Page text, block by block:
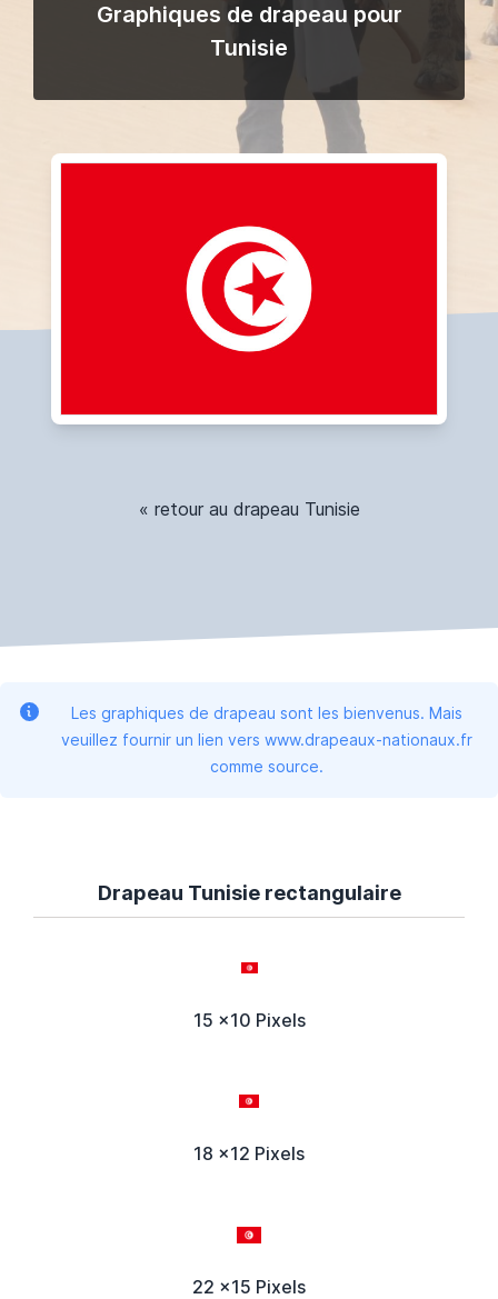
Graphiques de drapeau pour
Tunisie
« retour au drapeau Tunisie
Les graphiques de drapeau sont les bienvenus. Mais
veuillez fournir un lien vers www.drapeaux-nationaux.fr
comme source.
Drapeau Tunisie rectangulaire
15 x10 Pixels
18 x12 Pixels
22 x15 Pixels